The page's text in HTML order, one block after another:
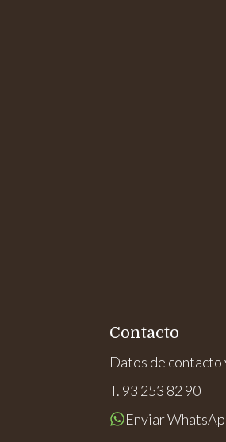
Contacto
Datos de contacto
T. 93 253 82 90
Enviar